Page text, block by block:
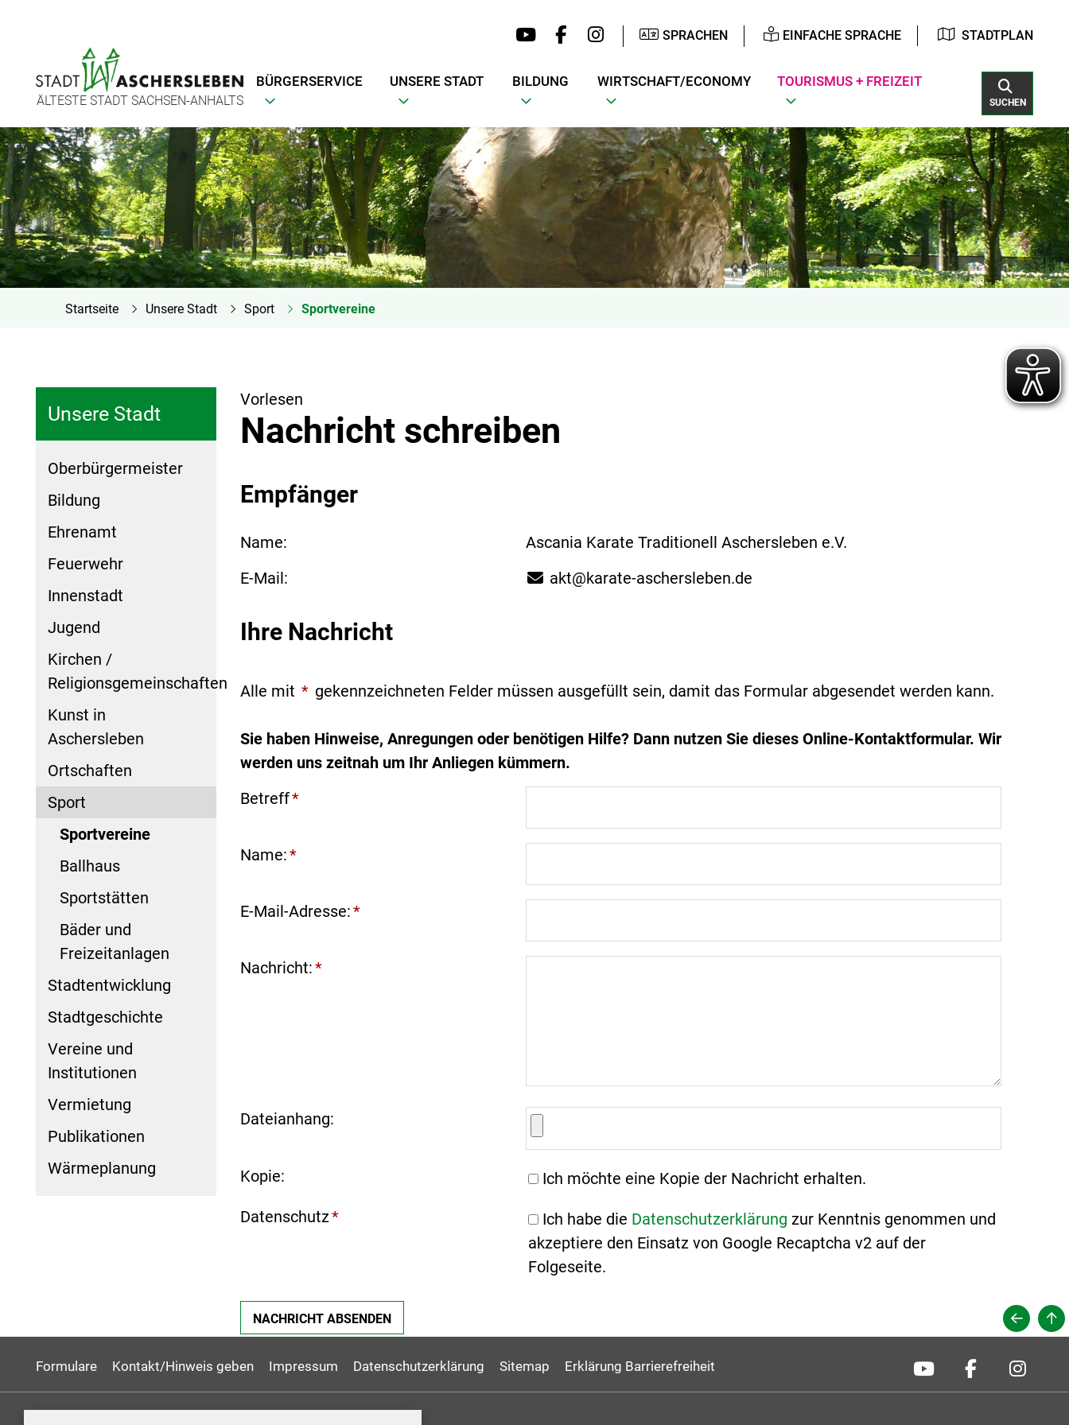
SPRACHEN EINFACHE SPRACHE STADTPLAN
ÄLTESTE STADT SACHSEN-ANHALTS
BÜRGERSERVICE UNSERE STADT BILDUNG WIRTSCHAFT/ECONOMY TOURISMUS + FREIZEIT
SUCHEN
Startseite Unsere Stadt Sport Sportvereine
Unsere Stadt
Oberbürgermeister
Bildung
Ehrenamt
Feuerwehr
Innenstadt
Jugend
Kirchen /
Religionsgemeinschaften
Kunst in
Aschersleben
Ortschaften
Sport
Sportvereine
Ballhaus
Sportstätten
Bäder und
Freizeitanlagen
Stadtentwicklung
Stadtgeschichte
Vereine und
Institutionen
Vermietung
Publikationen
Wärmeplanung
Vorlesen
Nachricht schreiben
Empfänger
Name:
Ascania Karate Traditionell Aschersleben e.V.
E-Mail:
akt@karate-aschersleben.de
Ihre Nachricht
Alle mit * gekennzeichneten Felder müssen ausgefüllt sein, damit das Formular abgesendet werden kann.
Sie haben Hinweise, Anregungen oder benötigen Hilfe? Dann nutzen Sie dieses Online-Kontaktformular. Wir
werden uns zeitnah um Ihr Anliegen kümmern.
Betreff*
Name:*
E-Mail-Adresse:*
Nachricht:*
Dateianhang:
Kopie:
Ich möchte eine Kopie der Nachricht erhalten.
Datenschutz* Ich habe die Datenschutzerklärung zur Kenntnis genommen und
akzeptiere den Einsatz von Google Recaptcha v2 auf der
Folgeseite.
Formulare Kontakt/Hinweis geben Impressum Datenschutzerklärung Sitemap Erklärung Barrierefreiheit